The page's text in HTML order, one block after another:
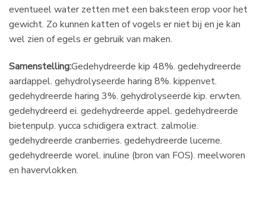
eventueel water zetten met een baksteen erop voor het
gewicht. Zo kunnen katten of vogels er niet bij en je kan
wel zien of egels er gebruik van maken.
Samenstelling:Gedehydreerde kip 48%. gedehydreerde
aardappel. gehydrolyseerde haring 8%. kippenvet.
gedehydreerde haring 3%. gehydrolyseerde kip. erwten.
gedehydreerd ei. gedehydreerde appel. gedehydreerde
bietenpulp. yucca schidigera extract. zalmolie.
gedehydreerde cranberries. gedehydreerde lucerne.
gedehydreerde worel. inuline (bron van FOS). meelworen
en havervlokken.